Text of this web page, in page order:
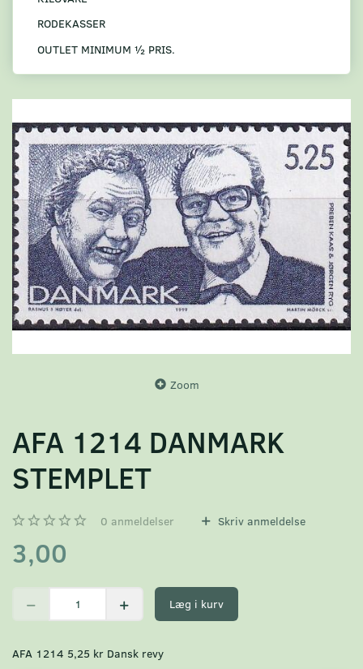
RODEKASSER
OUTLET MINIMUM ½ PRIS.
Zoom
AFA 1214 DANMARK
STEMPLET
0 anmeldelser Skriv anmeldelse
3,00
Læg i kurv
AFA 1214 5,25 kr Dansk revy